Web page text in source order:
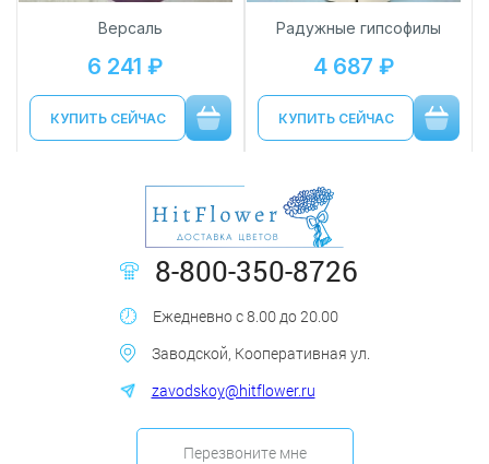
Версаль
6 241 ₽
КУПИТЬ СЕЙЧАС
Радужные гипсофилы
4 687 ₽
КУПИТЬ СЕЙЧАС
8-800-350-8726
Ежедневно с 8.00 до 20.00
Заводской, Кооперативная ул.
zavodskoy@hitflower.ru
Перезвоните мне